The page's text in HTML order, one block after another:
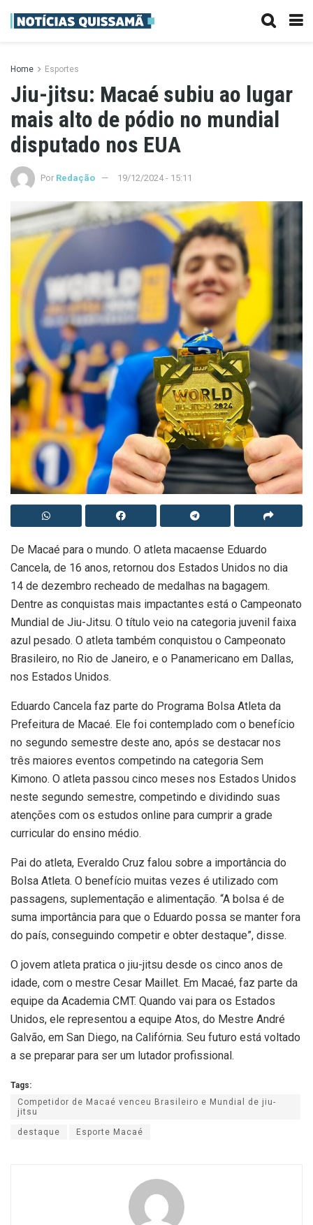
Home Esportes
Jiu-jitsu: Macaé subiu ao lugar
mais alto de pódio no mundial
disputado nos EUA
Por Redação 19/12/2024 - 15:11
De Macaé para o mundo. O atleta macaense Eduardo
Cancela, de 16 anos, retornou dos Estados Unidos no dia
14 de dezembro recheado de medalhas na bagagem.
Dentre as conquistas mais impactantes está o Campeonato
Mundial de Jiu-Jitsu. O título veio na categoria juvenil faixa
azul pesado. O atleta também conquistou o Campeonato
Brasileiro, no Rio de Janeiro, e o Panamericano em Dallas,
nos Estados Unidos.
Eduardo Cancela faz parte do Programa Bolsa Atleta da
Prefeitura de Macaé. Ele foi contemplado com o benefício
no segundo semestre deste ano, após se destacar nos
três maiores eventos competindo na categoria Sem
Kimono. O atleta passou cinco meses nos Estados Unidos
neste segundo semestre, competindo e dividindo suas
atenções com os estudos online para cumprir a grade
curricular do ensino médio.
Pai do atleta, Everaldo Cruz falou sobre a importância do
Bolsa Atleta. O benefício muitas vezes é utilizado com
passagens, suplementação e alimentação. “A bolsa é de
suma importância para que o Eduardo possa se manter fora
do país, conseguindo competir e obter destaque”, disse.
O jovem atleta pratica o jiu-jitsu desde os cinco anos de
idade, com o mestre Cesar Maillet. Em Macaé, faz parte da
equipe da Academia CMT. Quando vai para os Estados
Unidos, ele representou a equipe Atos, do Mestre André
Galvão, em San Diego, na Califórnia. Seu futuro está voltado
a se preparar para ser um lutador profissional.
Tags:
Competidor de Macaé venceu Brasileiro e Mundial de jiu-
jitsu
destaque Esporte Macaé